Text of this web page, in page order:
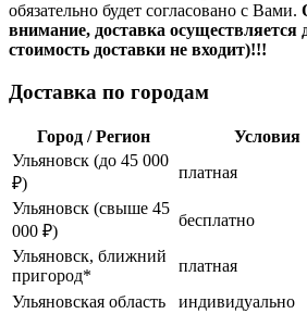
обязательно будет согласовано с Вами.
внимание, доставка осуществляется
стоимость доставки не входит)!!!
Доставка по городам
Город / Регион Условия
Ульяновск (до 45 000
₽)
платная
Ульяновск (свыше 45
000 ₽)
бесплатно
Ульяновск, ближний
пригород*
платная
Ульяновская область
индивидуально